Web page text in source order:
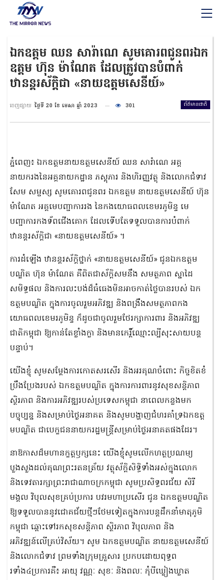
ឯកឧត្តម ឈន សារ៉ាណេ សូមគោរពជូនពរឯក
ឧត្តម ហ៊ុន ម៉ាណែត ដែលត្រូវបានបំពាក់
ឋានន្តរស័ក្តិជា «នាយឧត្តមសេនីយ៍»
ព័ត៌មានជាតិ
ចេញផ្សាយ ថ្ងៃទី 20 ខែ មេសា ឆ្នាំ 2023 301
ភ្នំពេញ៖ ឯកឧត្តមនាយឧត្តមសេនីយ៍ ឈន សារ៉ាណេ អគ្គ
នាយករងនៃអគ្គនាយកដ្ឋាន ភស្តុភារ និងហិរញ្ញវត្ថុ និងលោកជំទាវ
សែម សម្ផស្ស សូមគោរពជូនពរ ឯកឧត្តម នាយឧត្តមសេនីយ៍ ហ៊ុន
ម៉ាណែត អគ្គមេបញ្ជាការរង នៃកងយោធពលខេមរភូមិន្ទ មេ
បញ្ជាការកងទ័ពជើងគោក ដែលទើបតែទទួលបានការបំពាក់
ឋានន្តរស័ក្តិជា «នាយឧត្តមសេនីយ៍» ។
ការដំឡើង ឋានន្តរស័ក្តិថ្នាក់ «នាយឧត្តមសេនីយ៍» ជូនឯកឧត្តម
បណ្ឌិត ហ៊ុន ម៉ាណែត គឺពិតជាស័ក្តិសមនឹង សមត្ថភាព ស្នាដៃ
សមិទ្ធផល និងការលះបង់ដ៏ធំធេងមិនអាចកាត់ថ្លៃបានរបស់ ឯក
ឧត្តមបណ្ឌិត ក្នុងការចូលរួមអភិវឌ្ឍ និងពង្រឹងសមត្ថភាពកង
យោធពលខេមរភូមិន្ទ ក៏ដូចជាចូលរួមថែរក្សាការពារ និងអភិវឌ្ឍ
ជាតិកម្ពុជា ឱ្យកាន់តែខ្លាំងក្លា និងមានកេរ្តិ៍ឈ្មោះល្បីសុះសាយបន្ត
បន្ទាប់។
យើងខ្ញុំ សូមសម្តែងការកោតសរសើរ និងអរគុណចំពោះ កិច្ចខិតខំ
ប្រឹងប្រែងរបស់ ឯកឧត្តមបណ្ឌិត ក្នុងការការពារនូវសុខសន្តិភាព
ស្ថិរភាព និងការអភិវឌ្ឍរបស់ប្រទេសកម្ពុជា នាពេលកន្លងមក
បច្ចុប្បន្ន និងសម្រាប់ថ្ងៃអនាគត និងសូមបង្ហាញជំហរគាំទ្រឯកឧត្ត
មបណ្ឌិត ជាបេក្ខជននាយករដ្ឋមន្ត្រីសម្រាប់ថ្ងៃអនាគតផងដែរ។
នាឱកាសដ៏មហានក្ខត្តឫក្សនេះ យើងខ្ញុំសូមលើកហត្ថប្រណម្យ
បួងសួងដល់គុណព្រះរតនត្រ័យ វត្ថុស័ក្ដិសិទ្ធិទាំងអស់ក្នុងលោក
និងទេវតារក្សាព្រះរាជាណាចក្រកម្ពុជា សូមប្រសិទ្ធពរជ័យ សិរី
មង្គល វិបុលសុខគ្រប់ប្រការ បវរមហាប្រសើរ ជូន ឯកឧត្តមបណ្ឌិត
ឱ្យទទួលបាននូវជោគជ័យថ្មីៗថែមទៀតក្នុងការបន្តដឹកនាំមាតុភូមិ
កម្ពុជា ឆ្ពោះទៅរកសុខសន្តិភាព ស្ថិរភាព វិបុលភាព និង
អភិវឌ្ឍន៍លើគ្រប់វិស័យ។ សូម ឯកឧត្តមបណ្ឌិត នាយឧត្តមសេនីយ៍
និងលោកជំទាវ ព្រមទាំងក្រុមគ្រួសារ ប្រកបដោយពុទ្ធព
រទាំង៤ប្រការគឺ៖ អាយុ វណ្ណៈ សុខៈ និងពលៈ កុំបីឃ្លៀងឃ្លាត